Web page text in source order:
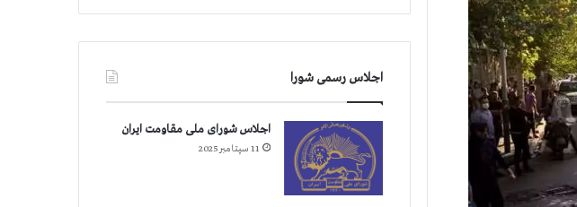
اجلاس رسمی شورا
اجلاس شورای ملی مقاومت ایران
11 سپتامبر 2025